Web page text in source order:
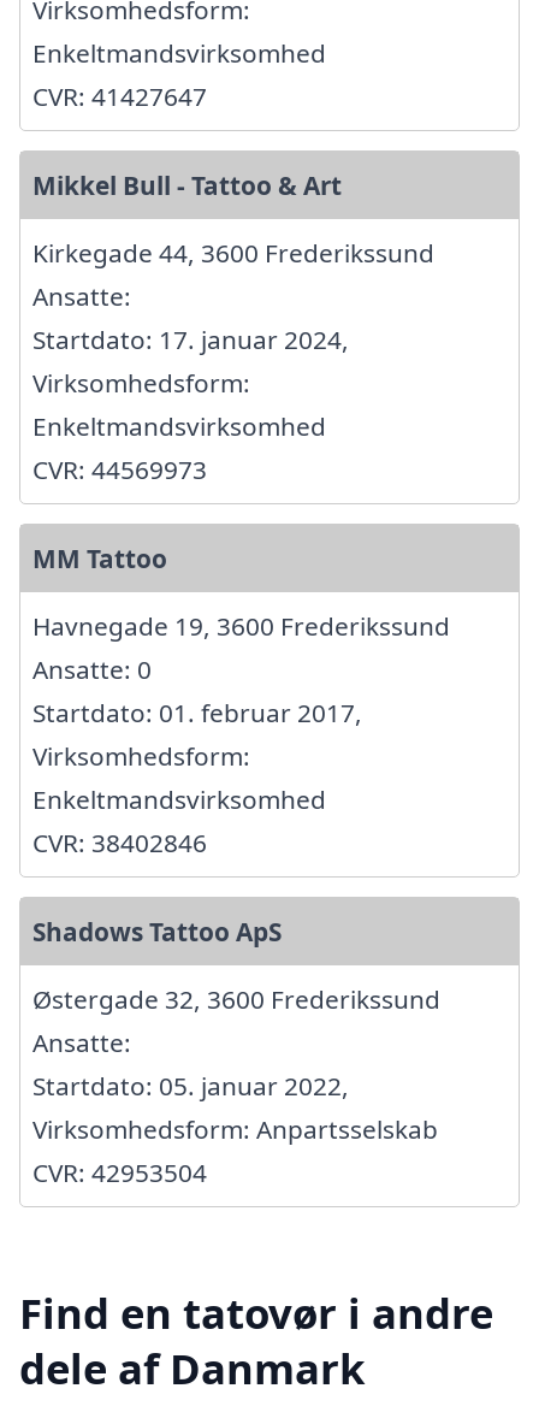
Virksomhedsform:
Enkeltmandsvirksomhed
CVR: 41427647
Mikkel Bull - Tattoo & Art
Kirkegade 44, 3600 Frederikssund
Ansatte:
Startdato: 17. januar 2024,
Virksomhedsform:
Enkeltmandsvirksomhed
CVR: 44569973
MM Tattoo
Havnegade 19, 3600 Frederikssund
Ansatte: 0
Startdato: 01. februar 2017,
Virksomhedsform:
Enkeltmandsvirksomhed
CVR: 38402846
Shadows Tattoo ApS
Østergade 32, 3600 Frederikssund
Ansatte:
Startdato: 05. januar 2022,
Virksomhedsform: Anpartsselskab
CVR: 42953504
Find en tatovør i andre
dele af Danmark